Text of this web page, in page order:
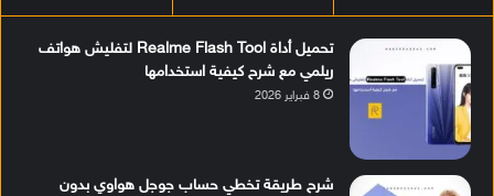
تحميل أداة Realme Flash Tool لتفليش هواتف
ريلمي مع شرح كيفية استخدامها
8 فبراير 2026
شرح طريقة تخطي حساب جوجل هواوي بدون